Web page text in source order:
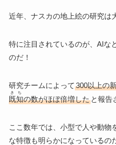
近年、ナスカの地上絵の研究は
特に注目されているのが、AIな
のだ！
研究チームによって 300以上の
既知
きち
の数がほぼ倍増したと報告
ここ数年では、小型で人や動物
な特徴も明らかになっているの